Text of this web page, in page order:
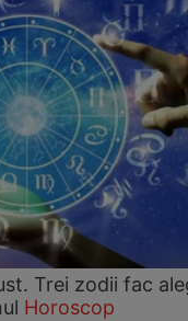
Trei zodii fac
Horoscop